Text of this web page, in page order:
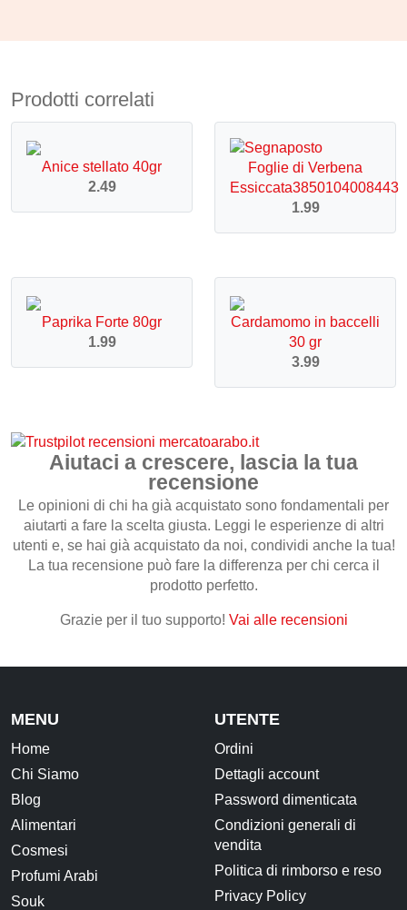
Prodotti correlati
Anice stellato 40gr
2.49
Foglie di Verbena
Essiccata3850104008443
1.99
Paprika Forte 80gr
1.99
Cardamomo in baccelli
30 gr
3.99
Aiutaci a crescere, lascia la tua
recensione
Le opinioni di chi ha già acquistato sono fondamentali per
aiutarti a fare la scelta giusta. Leggi le esperienze di altri
utenti e, se hai già acquistato da noi, condividi anche la tua!
La tua recensione può fare la differenza per chi cerca il
prodotto perfetto.
Grazie per il tuo supporto! Vai alle recensioni
MENU
Home
Chi Siamo
Blog
Alimentari
Cosmesi
Profumi Arabi
Souk
UTENTE
Ordini
Dettagli account
Password dimenticata
Condizioni generali di
vendita
Politica di rimborso e reso
Privacy Policy